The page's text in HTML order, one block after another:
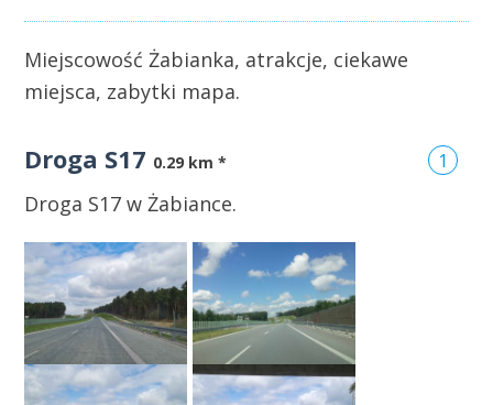
Miejscowość Żabianka, atrakcje, ciekawe
miejsca, zabytki mapa.
Droga S17 1
0.29 km *
Droga S17 w Żabiance.